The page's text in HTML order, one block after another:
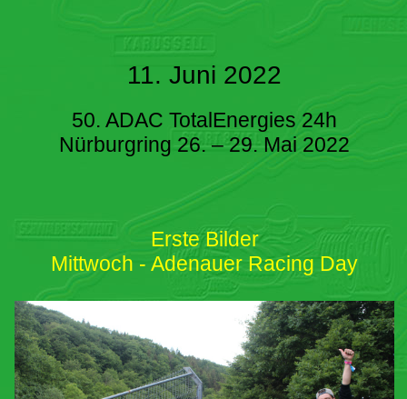
11. Juni 2022
50. ADAC TotalEnergies 24h
Nürburgring 26. – 29. Mai 2022
Erste Bilder
Mittwoch - Adenauer Racing Day